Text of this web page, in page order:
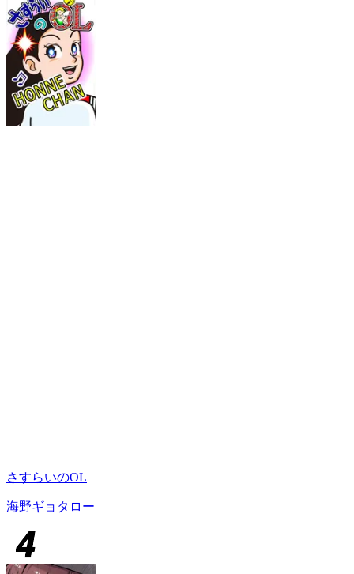
さすらいのOL
海野ギョタロー